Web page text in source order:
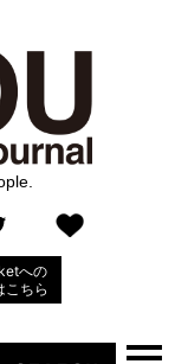
への
こちら